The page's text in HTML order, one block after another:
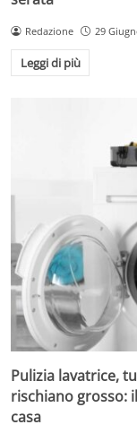
Redazione 29
Leggi di più
Pulizia lavatrice,
rischiano grosso:
casa